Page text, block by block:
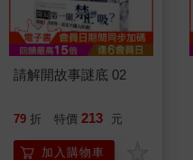
請解開故事謎底 02
79 折 特價 213 元
加入購物車